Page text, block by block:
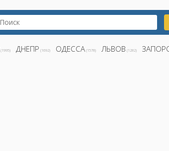
(1995) ДНЕПР (1692) ОДЕССА (1578) ЛЬВОВ (1282)